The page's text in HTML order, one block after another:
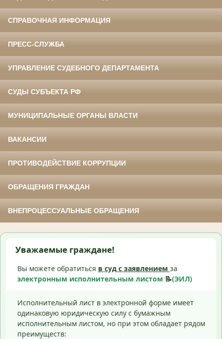
СПРАВОЧНАЯ ИНФОРМАЦИЯ
ПРЕСС-СЛУЖБА
УПРАВЛЕНИЕ СУДЕБНОГО ДЕПАРТАМЕНТА
СУДЫ СУБЪЕКТА РФ
МУНИЦИПАЛЬНЫЕ ОРГАНЫ ВЛАСТИ
ВАКАНСИИ
ПРОТИВОДЕЙСТВИЕ КОРРУПЦИИ
ОБРАЩЕНИЯ ГРАЖДАН
ВНЕПРОЦЕССУАЛЬНЫЕ ОБРАЩЕНИЯ
Уважаемые граждане!
Вы можете обратиться в суд с заявлением за
электронным исполнительным листом 📝(ЭИЛ)
Исполнительный лист в электронной форме имеет
одинаковую юридическую силу с бумажным
исполнительным листом, но при этом обладает рядом
преимуществ: